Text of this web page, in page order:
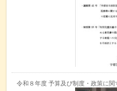
令和８年度 予算及び制度・政策に